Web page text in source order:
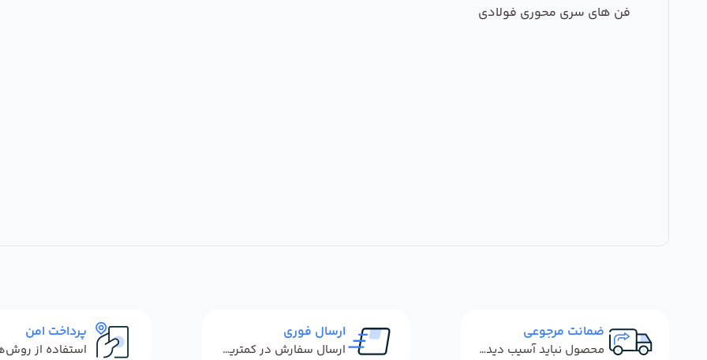
فن های سری محوری فولادی
ضمانت مرجوعی
محصول نباید آسیب دیده باشد
ارسال فوری
ارسال سفارش در کمترین زمان ممکن
پرداخت امن